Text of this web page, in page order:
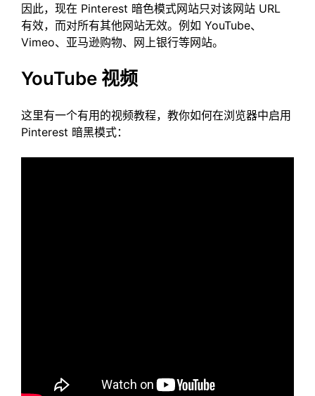
因此，现在 Pinterest 暗色模式网站只对该网站 URL
有效，而对所有其他网站无效。例如 YouTube、
Vimeo、亚马逊购物、网上银行等网站。
YouTube 视频
这里有一个有用的视频教程，教你如何在浏览器中启用
Pinterest 暗黑模式：